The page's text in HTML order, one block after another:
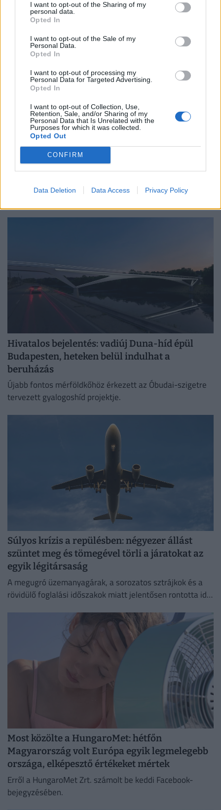
I want to opt-out of the Sharing of my
personal data.
Opted In
I want to opt-out of the Sale of my
Personal Data.
Opted In
I want to opt-out of processing my
Personal Data for Targeted Advertising.
Opted In
I want to opt-out of Collection, Use,
Retention, Sale, and/or Sharing of my
Personal Data that Is Unrelated with the
Purposes for which it was collected.
Opted Out
CONFIRM
Data Deletion Data Access Privacy Policy
helyen!
Most érkezett: Ausztriában is komoly
problémákat okoz a Duna alacsony víszintje,
súlyos korlátozásokat vezetnek be
A rendkívül alacsony dunai vízállás miatt gyakorlatilag
Hivatalos bejelentés: vadiúj Duna-híd épül
Budapesten, heteken belül indulhat a
beruházás
Újabb fontos mérföldkőhöz érkezett az Óbudai-szigetre
tervezett gyalogoshíd projektje.
Súlyos krízis a repülésben: négyezer állást
szüntet meg és tömegével törli a járatokat az
egyik légitársaság
A megugró üzemanyagárak, a sorozatos sztrájkok és a
rövidülő foglalási időszakok miatt jelentősen rontotta idei
Most közölte a HungaroMet: hétfőn
Magyarország volt Európa egyik legmelegebb
országa, elképesztő értékeket mértek
Erről a HungaroMet Zrt. számolt be keddi Facebook-
bejegyzésében.